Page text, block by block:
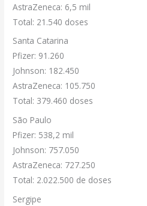
AstraZeneca: 6,5 mil
Total: 21.540 doses
Santa Catarina
Pfizer: 91.260
Johnson: 182.450
AstraZeneca: 105.750
Total: 379.460 doses
São Paulo
Pfizer: 538,2 mil
Johnson: 757.050
AstraZeneca: 727.250
Total: 2.022.500 de doses
Sergipe